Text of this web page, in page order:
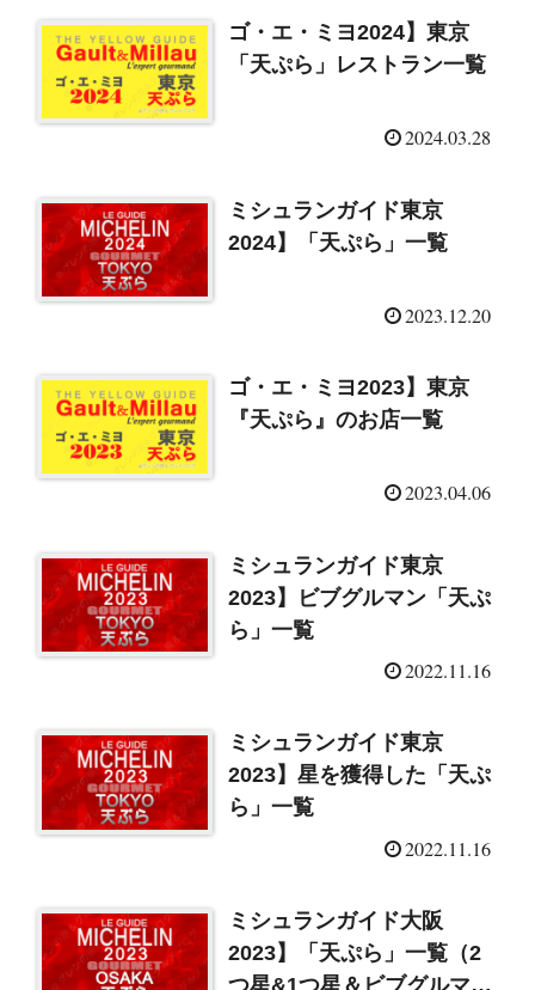
ゴ・エ・ミヨ2024】東京
「天ぷら」レストラン一覧
2024.03.28
ミシュランガイド東京
2024】「天ぷら」一覧
2023.12.20
ゴ・エ・ミヨ2023】東京
『天ぷら』のお店一覧
2023.04.06
ミシュランガイド東京
2023】ビブグルマン「天ぷ
ら」一覧
2022.11.16
ミシュランガイド東京
2023】星を獲得した「天ぷ
ら」一覧
2022.11.16
ミシュランガイド大阪
2023】「天ぷら」一覧（2